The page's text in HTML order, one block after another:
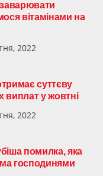
вітамінами на
2022
суттєву
виплат у жовтні
2022
помилка, яка
господинями